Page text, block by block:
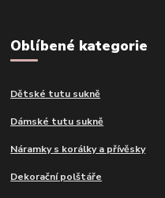
Oblíbené kategorie
Dětské tutu sukně
Dámské tutu sukně
Náramky s korálky a přívěsky
Dekorační polštáře